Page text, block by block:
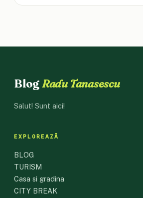
BlogRadu Tanasescu
Salut! Sunt aici!
EXPLOREAZĂ
BLOG
TURISM
Casa si gradina
CITY BREAK